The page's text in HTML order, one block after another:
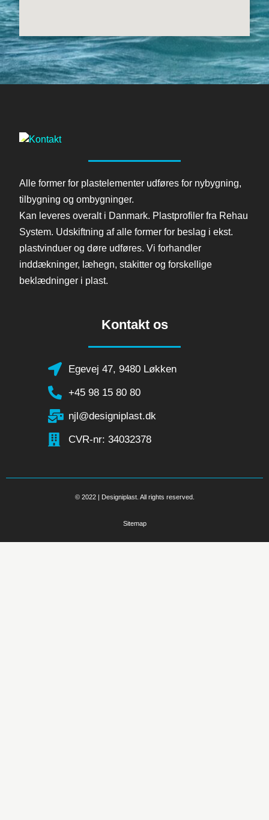
Alle former for plastelementer udføres for nybygning,
tilbygning og ombygninger.
Kan leveres overalt i Danmark. Plastprofiler fra Rehau
System. Udskiftning af alle former for beslag i ekst.
plastvinduer og døre udføres. Vi forhandler
inddækninger, læhegn, stakitter og forskellige
beklædninger i plast.
Kontakt os
Egevej 47, 9480 Løkken
+45 98 15 80 80
njl@designiplast.dk
CVR-nr: 34032378
© 2022 | Designiplast. All rights reserved.
Sitemap